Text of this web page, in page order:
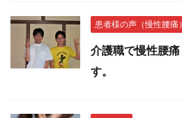
患者様の声（慢性腰痛）
介護職で慢性腰
す。